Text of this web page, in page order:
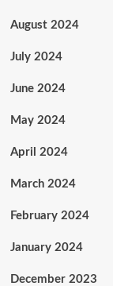
August 2024
July 2024
June 2024
May 2024
April 2024
March 2024
February 2024
January 2024
December 2023